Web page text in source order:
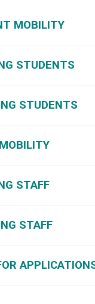
MOBILITY
STUDENTS
STUDENTS
STAFF
STAFF